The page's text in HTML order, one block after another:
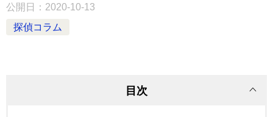
公開日： 2020-10-13
探偵コラム
目次